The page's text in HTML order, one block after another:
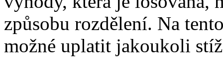
způsobu rozdělení. Na
možné uplatit jakoukoli